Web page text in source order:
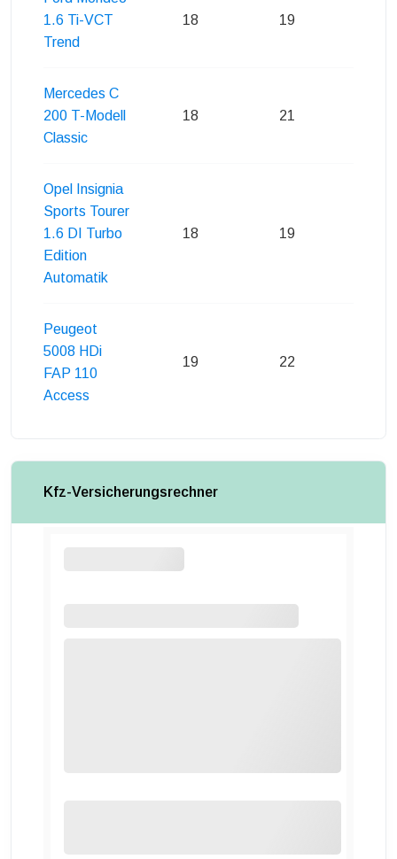
1.6 Ti-VCT
Trend
18 19
Mercedes C
200 T-Modell
Classic
18 21
Opel Insignia
Sports Tourer
1.6 DI Turbo
Edition
Automatik
18 19
Peugeot
5008 HDi
FAP 110
Access
19 22
Kfz-Versicherungsrechner